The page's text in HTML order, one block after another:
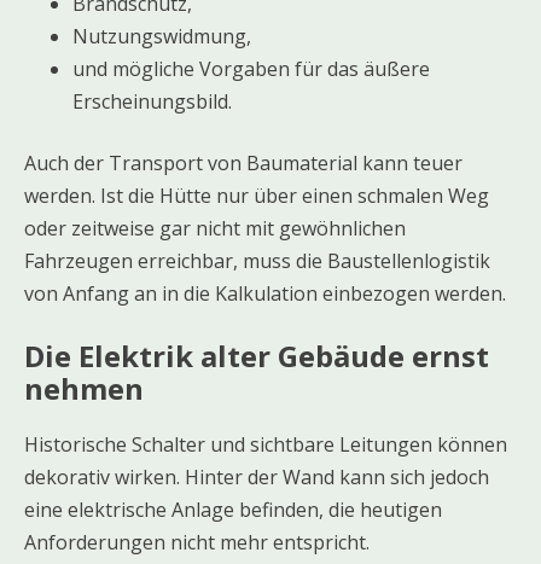
Nutzungswidmung,
und mögliche Vorgaben für das äußere
Erscheinungsbild.
Auch der Transport von Baumaterial kann teuer
werden. Ist die Hütte nur über einen schmalen Weg
oder zeitweise gar nicht mit gewöhnlichen
Fahrzeugen erreichbar, muss die Baustellenlogistik
von Anfang an in die Kalkulation einbezogen werden.
Die Elektrik alter Gebäude ernst
nehmen
Historische Schalter und sichtbare Leitungen können
dekorativ wirken. Hinter der Wand kann sich jedoch
eine elektrische Anlage befinden, die heutigen
Anforderungen nicht mehr entspricht.